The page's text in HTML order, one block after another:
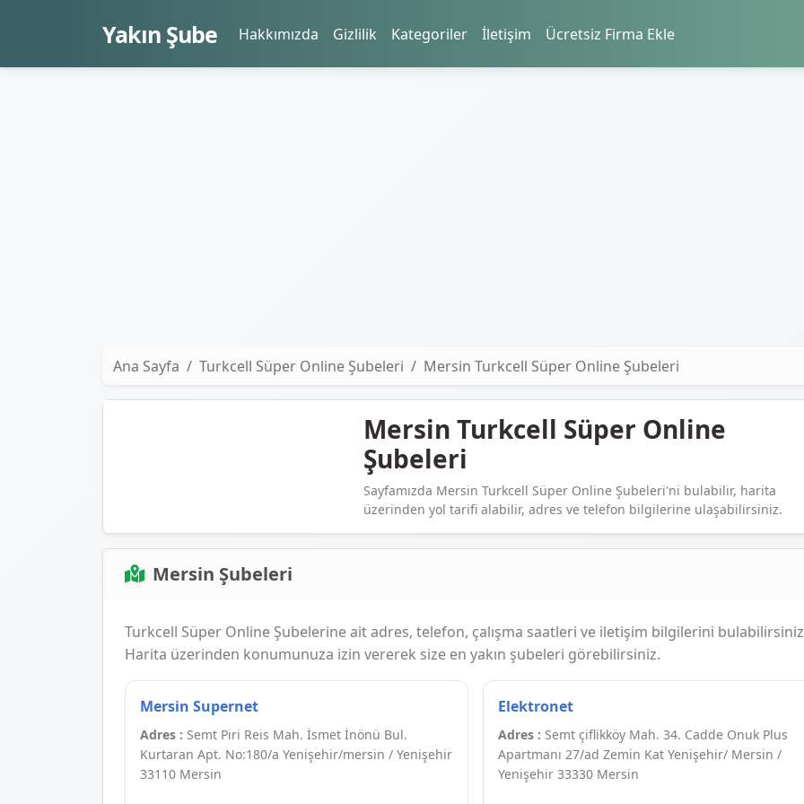
Yakın Şube Hakkımızda Gizlilik Kategoriler İletişim Ücretsiz Firma Ekle
Ana Sayfa Turkcell Süper Online Şubeleri Mersin Turkcell Süper Online Şubeleri
Mersin Turkcell Süper Online
Şubeleri
Sayfamızda Mersin Turkcell Süper Online Şubeleri'ni bulabilir, harita
üzerinden yol tarifi alabilir, adres ve telefon bilgilerine ulaşabilirsiniz.
Mersin Şubeleri
Turkcell Süper Online Şubelerine ait adres, telefon, çalışma saatleri ve iletişim bilgilerini
Harita üzerinden konumunuza izin vererek size en yakın şubeleri görebilirsiniz.
Mersin Supernet
Adres : Semt Piri Reis Mah. İsmet İnönü Bul.
Kurtaran Apt. No:180/a Yenişehir/mersin / Yenişehir
33110 Mersin
Elektronet
Adres : Semt çiflikköy Mah. 34. Cadde Onuk Plus
Apartmanı 27/ad Zemin Kat Yenişehir/ Mersin /
Yenişehir 33330 Mersin